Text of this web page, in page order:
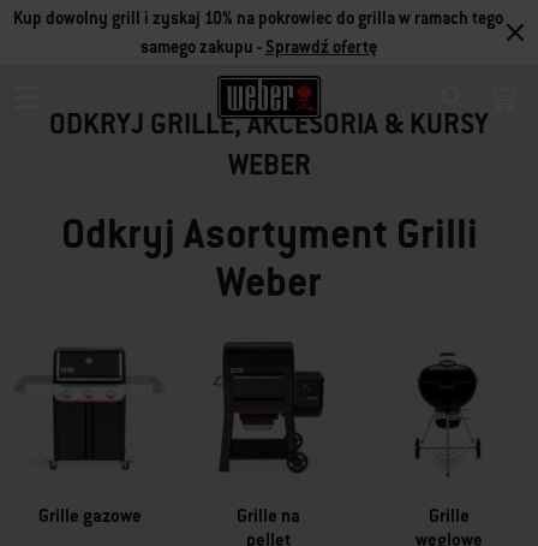
Search
Kup dowolny grill i zyskaj 10% na pokrowiec do grilla w ramach tego
samego zakupu - Sprawdź ofertę
LETNIA WYPRZEDAŻ
OFERTA LIMITOWANA
Skorzystaj z naszej letniej oferty i zaopatrz się w trwały grill oraz
akcesoria w świetnej cenie
ODKRYJ GRILLE, AKCESORIA & KURSY
WEBER
Odkryj Asortyment Grilli
Weber
Grille gazowe
Grille na
pellet
Grille
węglowe